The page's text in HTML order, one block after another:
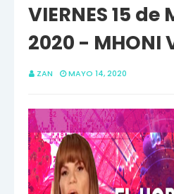
VIERNES 15 de
2020 - MHONI
ZAN MAYO 14, 2020